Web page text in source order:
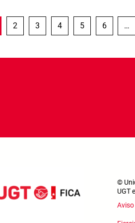
ACTUAL
PÁGINA
2 PÁGINA
3 PÁGINA
4 PÁGINA
5 PÁGINA
6 …
©
UGT
Aviso